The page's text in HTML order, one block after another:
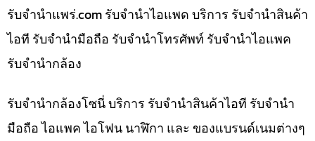
รับจํานําแพร่.com รับจำนำไอแพด บริการ รับจำนำสินค้า
ไอที รับจำนำมือถือ รับจำนำโทรศัพท์ รับจำนำไอแพค
รับจำนำกล้อง
รับจำนำกล้องโซนี่ บริการ รับจำนำสินค้าไอที รับจำนำ
มือถือ ไอแพค ไอโฟน นาฬิกา และ ของแบรนด์เนมต่างๆ